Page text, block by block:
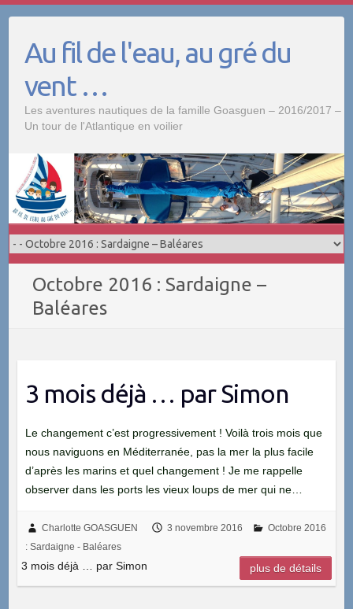
contentAu fil de l'eau, au gré du
vent …
Les aventures nautiques de la famille Goasguen – 2016/2017 –
Un tour de l'Atlantique en voilier
Octobre 2016 : Sardaigne –
Baléares
3 mois déjà … par Simon
Le changement c’est progressivement ! Voilà trois mois que
nous naviguons en Méditerranée, pas la mer la plus facile
d’après les marins et quel changement ! Je me rappelle
observer dans les ports les vieux loups de mer qui ne…
Charlotte GOASGUEN 3 novembre 2016
Octobre 2016
: Sardaigne - Baléares
3 mois déjà … par Simon plus de détails